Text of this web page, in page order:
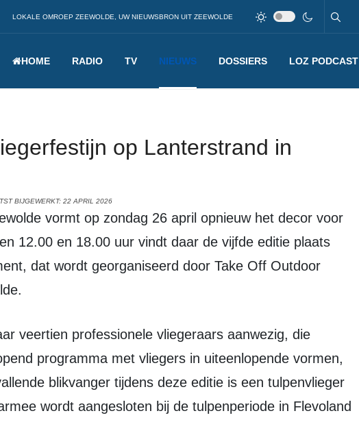
LOKALE OMROEP ZEEWOLDE, UW NIEUWSBRON UIT ZEEWOLDE
HOME RADIO TV NIEUWS DOSSIERS LOZ PODCAST
op Lanterstrand in
BIJGEWERKT: 22 APRIL 2026
12.00 en 18.00 uur vindt daar de vijfde editie plaats
dat wordt georganiseerd door Take Off Outdoor
programma met vliegers in uiteenlopende vormen,
blikvanger tijdens deze editie is een tulpenvlieger
wordt aangesloten bij de tulpenperiode in Flevoland